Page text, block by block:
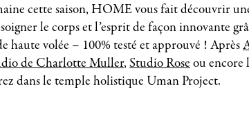
cette saison, HOME vous fait découvrir
le corps et l’esprit de façon innovante
haute volée – 100% testé et approuvé ! Après
de Charlotte Muller,Studio Roseou encore
dans le temple holistique Uman Project.